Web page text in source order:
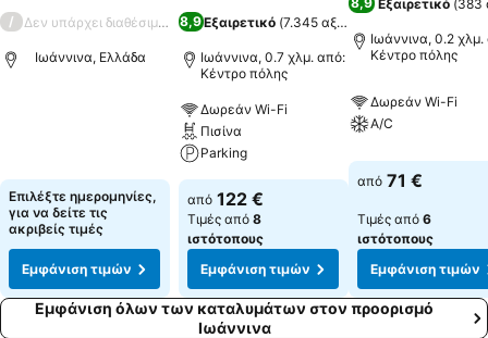
/ Δεν υπάρχει διαθέσιμη βαθμολογία
Ιωάννινα, Ελλάδα
Επιλέξτε ημερομηνίες,
για να δείτε τις
ακριβείς τιμές
Εμφάνιση τιμών
8,9Εξαιρετικό (7.345 αξιολογήσεις
Ιωάννινα, 0.7 χλμ. από:
Κέντρο πόλης
Δωρεάν Wi-Fi
Πισίνα
Parking
από 122 €
Τιμές από 8
ιστότοπους
Εμφάνιση τιμών
Εξαιρετικό (383
Ιωάννινα, 0.2
Κέντρο πόλης
Δωρεάν Wi-Fi
A/C
από 71 €
Τιμές από 6
ιστότοπους
Εμφάνιση τιμών
Εμφάνιση όλων των καταλυμάτων στον προορισμό
Ιωάννινα